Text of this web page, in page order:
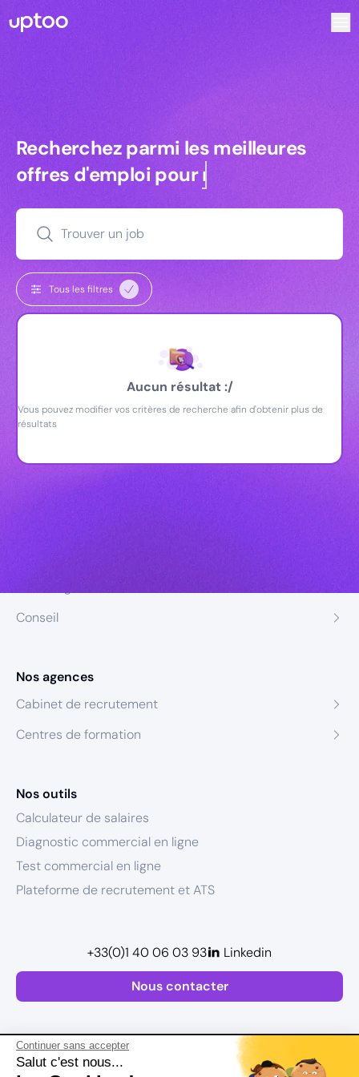
Continuer sans accepter
Salut c'est nous...
Recherchez parmi les meilleures
Recherchez parmi les meilleures
offres d'emploi pourcommerciaux
Trouver un job
Tous les filtres
Aucun résultat :/
Vous pouvez modifier vos critères de recherche afin d'obtenir plus de
résultats
Conseil
Nos agences
Cabinet de recrutement
Centres de formation
Nos outils
Calculateur de salaires
Diagnostic commercial en ligne
Test commercial en ligne
Plateforme de recrutement et ATS
Nous contacter
+33(0)1 40 06 03 93 Linkedin